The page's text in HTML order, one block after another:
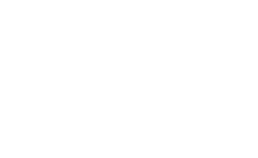
Fachada em
é um painel